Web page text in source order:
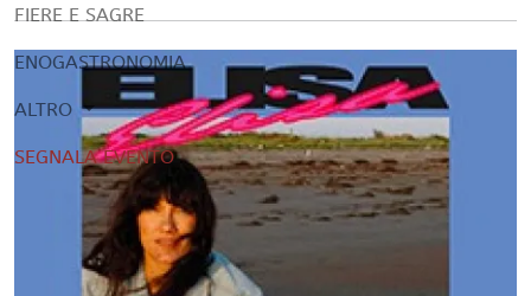
FIERE E SAGRE
ENOGASTRONOMIA
ALTRO
SEGNALA EVENTO